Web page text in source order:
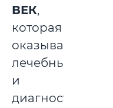
ВЕК,
которая
оказывает
лечебные
и
диагностические